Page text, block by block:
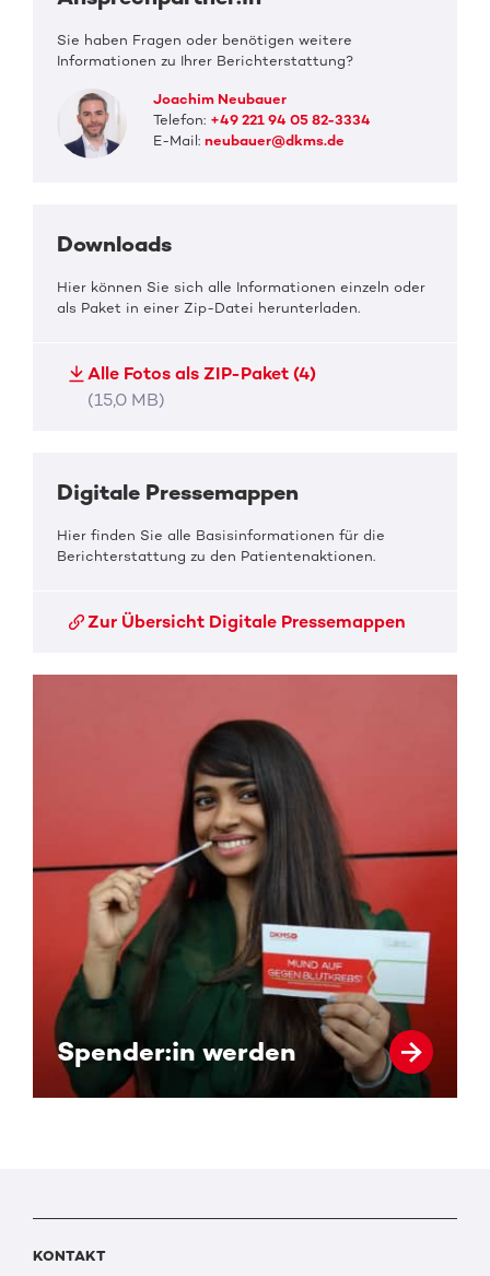
Sie haben Fragen oder benötigen weitere
Informationen zu Ihrer Berichterstattung?
Joachim Neubauer
Telefon: +49 221 94 05 82-3334
E-Mail:neubauer@dkms.de
Downloads
Hier können Sie sich alle Informationen einzeln oder
als Paket in einer Zip-Datei herunterladen.
Alle Fotos als ZIP-Paket (4)
(15,0 MB)
Digitale Pressemappen
Hier finden Sie alle Basisinformationen für die
Berichterstattung zu den Patientenaktionen.
Zur Übersicht Digitale Pressemappen
Spender:in werden
KONTAKT